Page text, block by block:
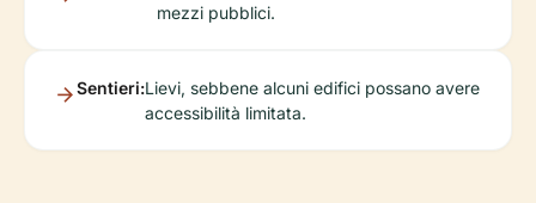
mezzi pubblici.
Sentieri:Lievi, sebbene alcuni edifici possano avere
accessibilità limitata.